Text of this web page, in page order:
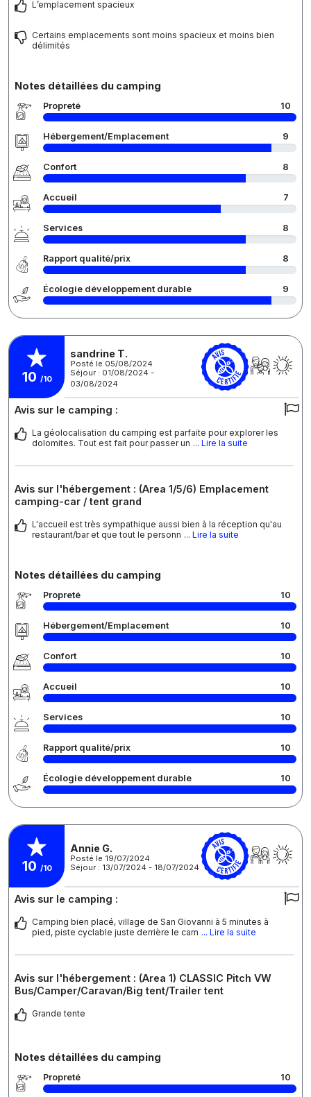
L’emplacement spacieux
Certains emplacements sont moins spacieux et moins bien
délimités
Notes détaillées du camping
Propreté 10
Hébergement/Emplacement 9
Confort 8
Accueil 7
Services 8
Rapport qualité/prix 8
Écologie développement durable 9
10 /10
sandrine T.
Posté le 05/08/2024
Séjour : 01/08/2024 -
03/08/2024
Avis sur le camping :
La géolocalisation du camping est parfaite pour explorer les
dolomites. Tout est fait pour passer un ... Lire la suite
Avis sur l'hébergement : (Area 1/5/6) Emplacement
camping-car / tent grand
L'accueil est très sympathique aussi bien à la réception qu'au
restaurant/bar et que tout le personn ... Lire la suite
Notes détaillées du camping
Propreté 10
Hébergement/Emplacement 10
Confort 10
Accueil 10
Services 10
Rapport qualité/prix 10
Écologie développement durable 10
10 /10
Annie G.
Posté le 19/07/2024
Séjour : 13/07/2024 - 18/07/2024
Avis sur le camping :
Camping bien placé, village de San Giovanni à 5 minutes à
pied, piste cyclable juste derrière le cam ... Lire la suite
Avis sur l'hébergement : (Area 1) CLASSIC Pitch VW
Bus/Camper/Caravan/Big tent/Trailer tent
Grande tente
Notes détaillées du camping
Propreté 10